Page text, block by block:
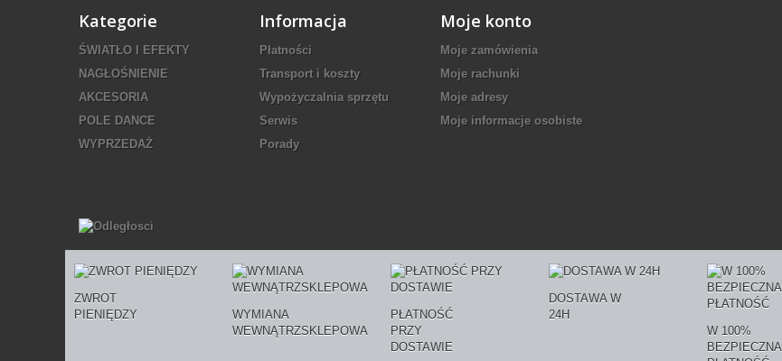
Kategorie
ŚWIATŁO I EFEKTY
NAGŁOŚNIENIE
AKCESORIA
POLE DANCE
WYPRZEDAŻ
Informacja
Płatności
Transport i koszty
Wypożyczalnia sprzętu
Serwis
Porady
Moje konto
Moje zamówienia
Moje rachunki
Moje adresy
Moje informacje osobiste
ZWROT
PIENIĘDZY
WYMIANA
WEWNĄTRZSKLEPOWA
PŁATNOŚĆ
PRZY
DOSTAWIE
DOSTAWA W
24H
W 100%
BEZPIECZNA